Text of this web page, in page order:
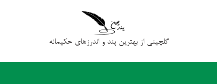
گلچینی از بهترین پند و اندرزهای حکیمانه